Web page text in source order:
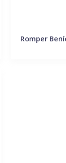
Romper